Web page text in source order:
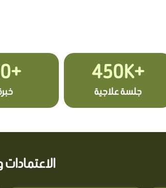
+450K
جلسة علاجية
+20